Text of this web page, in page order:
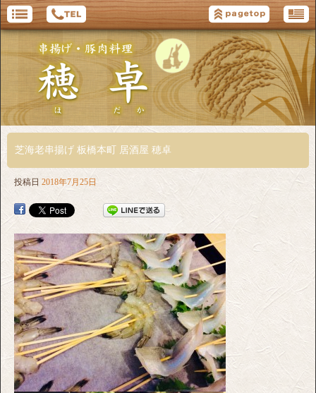
芝海老串揚げ 板橋本町 居酒屋 穂卓
投稿日 2018年7月25日